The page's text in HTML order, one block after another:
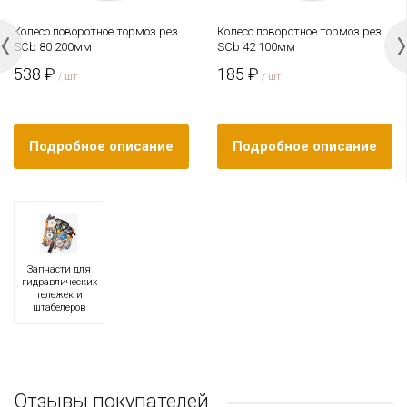
Колесо поворотное тормоз рез.
SCb 80 200мм
538 ₽ / шт
Подробное описание
Колесо поворотное тормоз рез.
SCb 42 100мм
185 ₽ / шт
Подробное описание
Запчасти для
гидравлических
тележек и
штабелеров
Отзывы покупателей